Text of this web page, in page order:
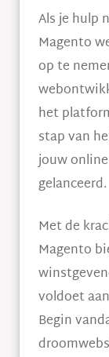
Als je hulp
Magento
op te
het
stap van
jouw
gelanceerd.
Met de
Magento
voldoet
Begin